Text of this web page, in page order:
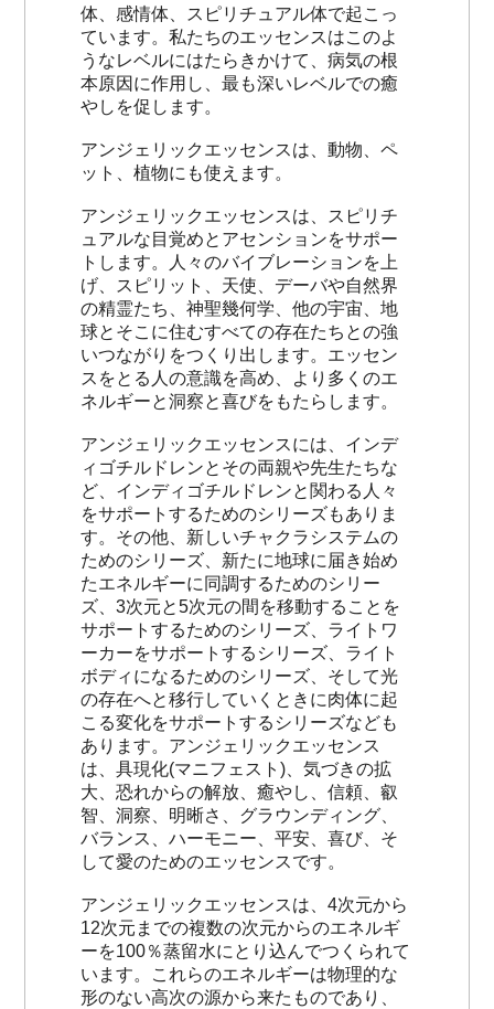
体、感情体、スピリチュアル体で起こっ
ています。私たちのエッセンスはこのよ
うなレベルにはたらきかけて、病気の根
本原因に作用し、最も深いレベルでの癒
やしを促します。
アンジェリックエッセンスは、動物、ペ
ット、植物にも使えます。
アンジェリックエッセンスは、スピリチ
ュアルな目覚めとアセンションをサポー
トします。人々のバイブレーションを上
げ、スピリット、天使、デーバや自然界
の精霊たち、神聖幾何学、他の宇宙、地
球とそこに住むすべての存在たちとの強
いつながりをつくり出します。エッセン
スをとる人の意識を高め、より多くのエ
ネルギーと洞察と喜びをもたらします。
アンジェリックエッセンスには、インデ
ィゴチルドレンとその両親や先生たちな
ど、インディゴチルドレンと関わる人々
をサポートするためのシリーズもありま
す。その他、新しいチャクラシステムの
ためのシリーズ、新たに地球に届き始め
たエネルギーに同調するためのシリー
ズ、3次元と5次元の間を移動することを
サポートするためのシリーズ、ライトワ
ーカーをサポートするシリーズ、ライト
ボディになるためのシリーズ、そして光
の存在へと移行していくときに肉体に起
こる変化をサポートするシリーズなども
あります。アンジェリックエッセンス
は、具現化(マニフェスト)、気づきの拡
大、恐れからの解放、癒やし、信頼、叡
智、洞察、明晰さ、グラウンディング、
バランス、ハーモニー、平安、喜び、そ
して愛のためのエッセンスです。
アンジェリックエッセンスは、4次元から
12次元までの複数の次元からのエネルギ
ーを100％蒸留水にとり込んでつくられて
います。これらのエネルギーは物理的な
形のない高次の源から来たものであり、